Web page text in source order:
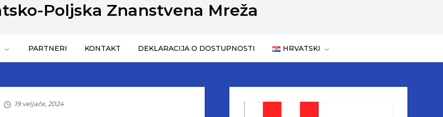
Poljska Znanstvena Mreža
PARTNERI KONTAKT DEKLARACIJA O DOSTUPNOSTI HRVATSKI